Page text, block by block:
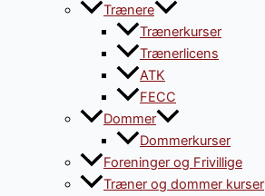
Trænere
Trænerkurser
Trænerlicens
ATK
FECC
Dommer
Dommerkurser
Foreninger og Frivillige
Træner og dommer kurser